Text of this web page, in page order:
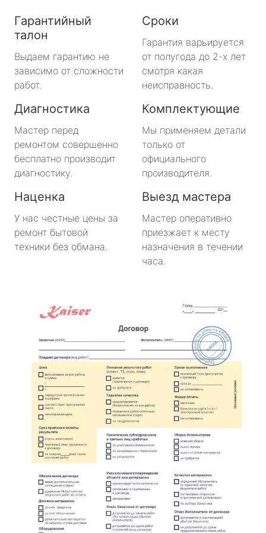
Гарантийный
талон
Выдаем гарантию не
зависимо от сложности
работ.
Сроки
Гарантия варьируется
от полугода до 2-х лет
смотря какая
неисправность.
Диагностика
Мастер перед
ремонтом совершенно
бесплатно производит
диагностику.
Комплектующие
Мы применяем детали
только от
официального
производителя.
Наценка
У нас честные цены за
ремонт бытовой
техники без обмана.
Выезд мастера
Мастер оперативно
приезжает к месту
назначения в течении
часа.